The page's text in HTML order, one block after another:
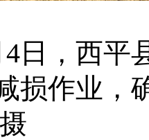
，西平县
损作业，